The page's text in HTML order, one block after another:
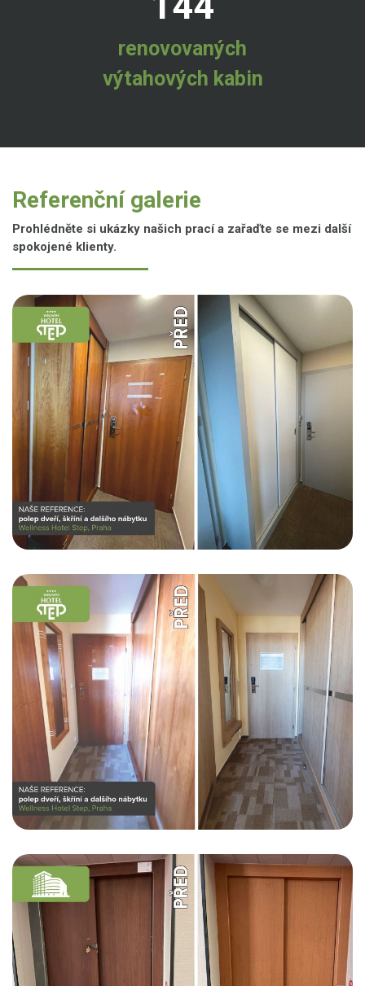
renovovaných
výtahových kabin
Referenční galerie
Prohlédněte si ukázky našich prací a zařaďte se mezi další
spokojené klienty.